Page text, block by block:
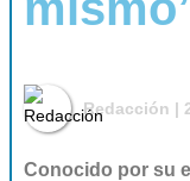
Redacción |
Conocido por su